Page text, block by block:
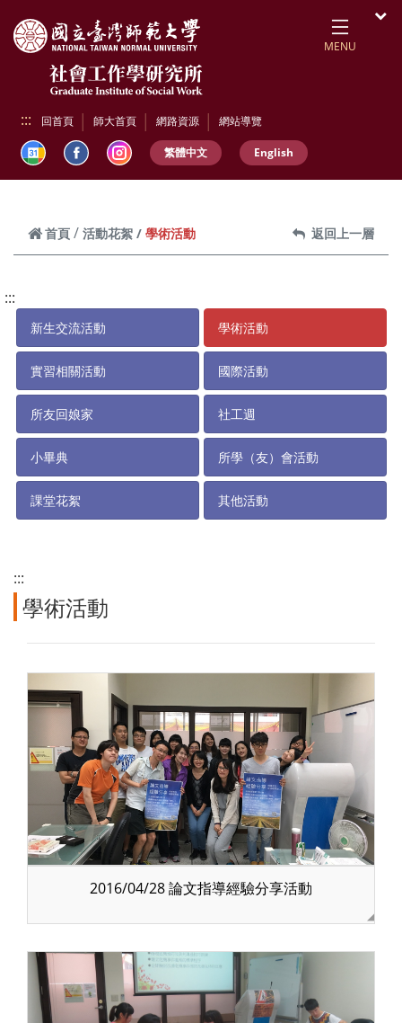
MENU
::: 回首頁 師大首頁 網路資源 網站導覽
繁體中文 English
首頁 活動花絮 學術活動 返回上一層
:::
新生交流活動 學術活動
實習相關活動 國際活動
所友回娘家 社工週
小畢典 所學（友）會活動
課堂花絮 其他活動
:::
學術活動
2016/04/28 論文指導經驗分享活動